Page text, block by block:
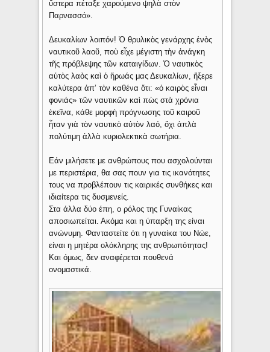
ὕστερα πέταξε χαρούμενο ψηλὰ στὸν
Παρνασσό».
Δευκαλίων λοιπόν! Ὁ θρυλικὸς γενάρχης ἑνὸς
ναυτικοῦ λαοῦ, ποὺ εἶχε μέγιστη τὴν ἀνάγκη
τῆς πρόβλεψης τῶν καταιγίδων. Ὁ ναυτικὸς
αὐτὸς λαὸς καὶ ὁ ἥρωάς μας Δευκαλίων, ἤξερε
καλύτερα ἀπ’ τὸν καθένα ὅτι: «ὁ καιρὸς εἶναι
φονιάς» τῶν ναυτικῶν καὶ πὼς στὰ χρόνια
ἐκεῖνα, κάθε μορφὴ πρόγνωσης τοῦ καιροῦ
ἦταν γιὰ τὸν ναυτικὸ αὐτὸν λαό, ὄχι ἁπλὰ
πολύτιμη ἀλλὰ κυριολεκτικὰ σωτήρια.
Εάν μιλήσετε με ανθρώπους που ασχολούνται
με περιστέρια, θα σας πουν για τις ικανότητες
τους να προβλέπουν τις καιρικές συνθήκες και
ιδιαίτερα τις δυσμενείς.
Στα άλλα δύο έπη, ο ρόλος της Γυναίκας
αποσιωπείται. Ακόμα και η ύπαρξη της είναι
ανώνυμη. Φανταστείτε ότι η γυναίκα του Νώε,
είναι η μητέρα ολόκληρης της ανθρωπότητας!
Και όμως, δεν αναφέρεται πουθενά
ονομαστικά.